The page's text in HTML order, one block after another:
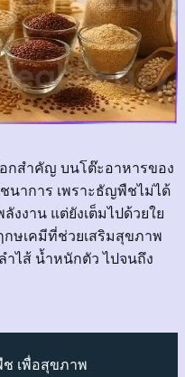
อกสำคัญ บนโต๊ะอาหารของ
าการ เพราะธัญพืชไม่ได้
งงาน แต่ยังเต็มไปด้วยใย
ษเคมีที่ช่วยเสริมสุขภาพ
ำไส้ น้ำหนักตัว ไปจนถึง
เพื่อสุขภาพ